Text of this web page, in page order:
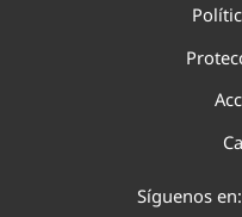
Síguenos en: